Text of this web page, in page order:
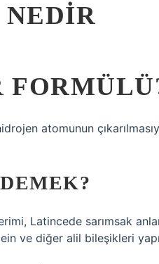
atomunun
Latincede sarımsak
ve diğer alil bileşikleri